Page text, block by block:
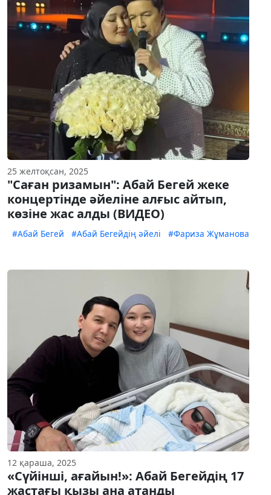
25 желтоқсан, 2025
"Саған ризамын": Абай Бегей жеке
концертінде әйеліне алғыс айтып,
көзіне жас алды (ВИДЕО)
#Абай Бегей #Абай Бегейдің әйелі #Фариза Жұманова
12 қараша, 2025
«Сүйінші, ағайын!»: Абай Бегейдің 17
жастағы қызы ана атанды